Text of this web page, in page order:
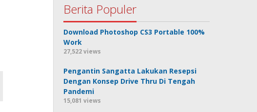
Berita Populer
Download Photoshop CS3 Portable 100%
Work
27,522 views
Pengantin Sangatta Lakukan Resepsi
Dengan Konsep Drive Thru Di Tengah
Pandemi
15,081 views